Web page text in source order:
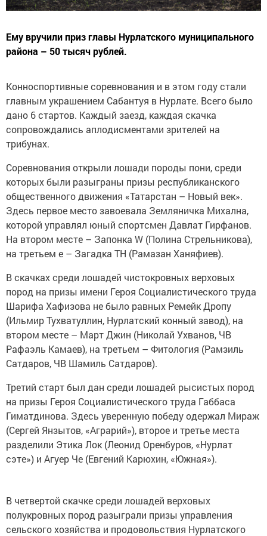
Ему вручили приз главы Нурлатского муниципального
района – 50 тысяч рублей.
Конноспортивные соревнования и в этом году стали
главным украшением Сабантуя в Нурлате. Всего было
дано 6 стартов. Каждый заезд, каждая скачка
сопровождались аплодисментами зрителей на
трибунах.
Соревнования открыли лошади породы пони, среди
которых были разыграны призы республиканского
общественного движения «Татарстан – Новый век».
Здесь первое место завоевала Земляничка Михална,
которой управлял юный спортсмен Давлат Гирфанов.
На втором месте – Запонка W (Полина Стрельникова),
на третьем е – Загадка ТН (Рамазан Ханяфиев).
В скачках среди лошадей чистокровных верховых
пород на призы имени Героя Социалистического труда
Шарифа Хафизова не было равных Ремейк Дропу
(Ильмир Тухватуллин, Нурлатский конный завод), на
втором месте – Март Джин (Николай Ухванов, ЧВ
Рафаэль Камаев), на третьем – Фитология (Рамзиль
Сатдаров, ЧВ Шамиль Сатдаров).
Третий старт был дан среди лошадей рысистых пород
на призы Героя Социалистического труда Габбаса
Гиматдинова. Здесь уверенную победу одержал Мираж
(Сергей Янзытов, «Аграрий»), второе и третье места
разделили Этика Лок (Леонид Оренбуров, «Нурлат
сэте») и Агуер Че (Евгений Карюхин, «Южная»).
В четвертой скачке среди лошадей верховых
полукровных пород разыграли призы управления
сельского хозяйства и продовольствия Нурлатского